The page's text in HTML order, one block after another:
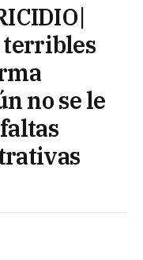
no se le